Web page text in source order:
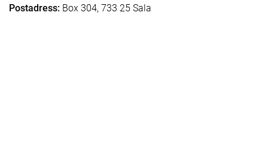
Postadress: Box 304, 733 25 Sala